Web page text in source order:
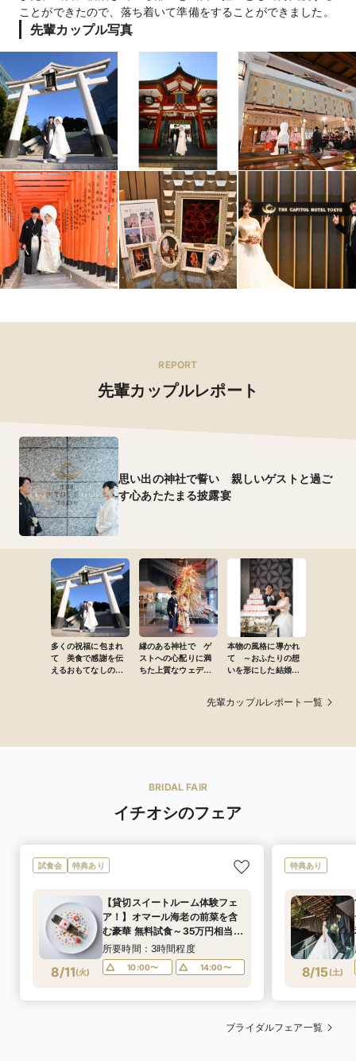
ことができたので、落ち着いて準備をすることができました。
先輩カップル写真
REPORT
先輩カップルレポート
思い出の神社で誓い 親しいゲストと過ご
す心あたたまる披露宴
多くの祝福に包まれ
て 美食で感謝を伝
えるおもてなしの結
縁のある神社で ゲ
ストへの心配りに満
ちた上質なウェディ
本物の風格に導かれ
て ～おふたりの想
いを形にした結婚式
先輩カップルレポート一覧
BRIDAL FAIR
イチオシのフェア
試食会 特典あり
8/11(火)
【貸切スイートルーム体験フェ
ア！】オマール海老の前菜を含
む豪華 無料試食～35万円相当ス
イート宿泊特典付き～5つ星ホテ
ル1フロア1組のウェディング
所要時間：3時間程度
10:00〜 14:00〜
特典あり
8/15(土)
ブライダルフェア一覧